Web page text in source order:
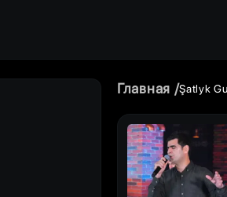
Главная Şatlyk